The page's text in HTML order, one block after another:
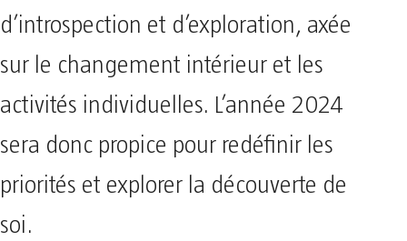
d’introspection et d’exploration, axée
sur le changement intérieur et les
activités individuelles. L’année 2024
sera donc propice pour redéfinir les
priorités et explorer la découverte de
soi.